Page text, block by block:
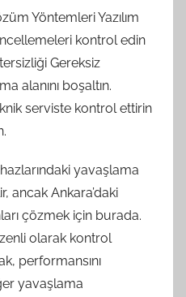
Yöntemleri Yazılım
kontrol edin
Gereksiz
alanını boşaltın.
serviste kontrol ettirin
yavaşlama
ancak Ankara’daki
çözmek için burada.
olarak kontrol
performansını
yavaşlama